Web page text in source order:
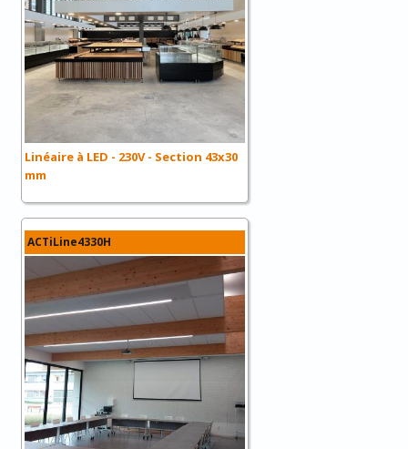
Linéaire à LED - 230V - Section 43x30
mm
ACTiLine4330H